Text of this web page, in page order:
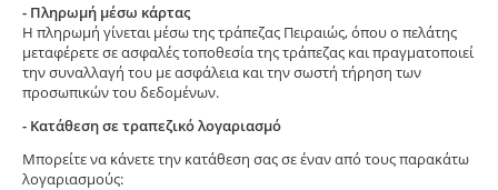
- Πληρωμή μέσω κάρτας
Η πληρωμή γίνεται μέσω της τράπεζας Πειραιώς, όπου ο πελάτης
μεταφέρετε σε ασφαλές τοποθεσία της τράπεζας και πραγματοποιεί
την συναλλαγή του με ασφάλεια και την σωστή τήρηση των
προσωπικών του δεδομένων.
- Κατάθεση σε τραπεζικό λογαριασμό
Μπορείτε να κάνετε την κατάθεση σας σε έναν από τους παρακάτω
λογαριασμούς: